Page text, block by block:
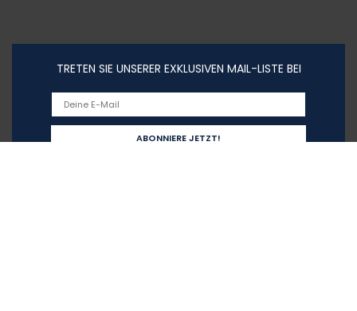
TRETEN SIE UNSERER EXKLUSIVEN MAIL-LISTE BEI